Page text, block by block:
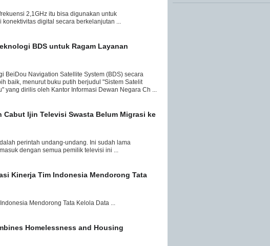
2,1GHz itu bisa digunakan untuk
digital secara berkelanjutan ...
BDS untuk Ragam Layanan
BeiDou Navigation Satellite System (BDS) secara
baik, menurut buku putih berjudul "Sistem Satelit
yang dirilis oleh Kantor Informasi Dewan Negara Ch ...
Cabut Ijin Televisi Swasta Belum Migrasi ke
perintah undang-undang. Ini sudah lama
dengan semua pemilik televisi ini ...
Kinerja Tim Indonesia Mendorong Tata
Mendorong Tata Kelola Data ...
Homelessness and Housing